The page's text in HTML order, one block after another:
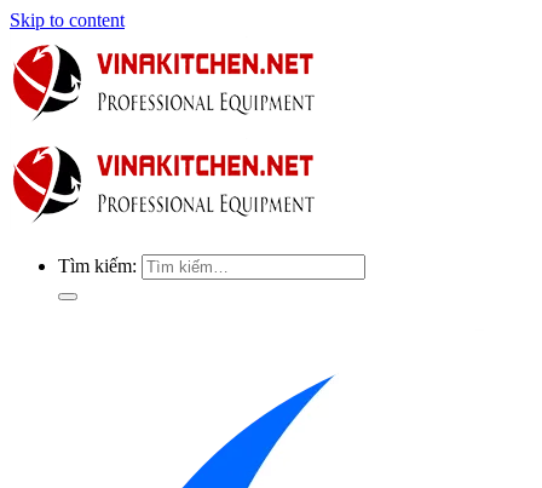
Skip to content
Tìm kiếm: